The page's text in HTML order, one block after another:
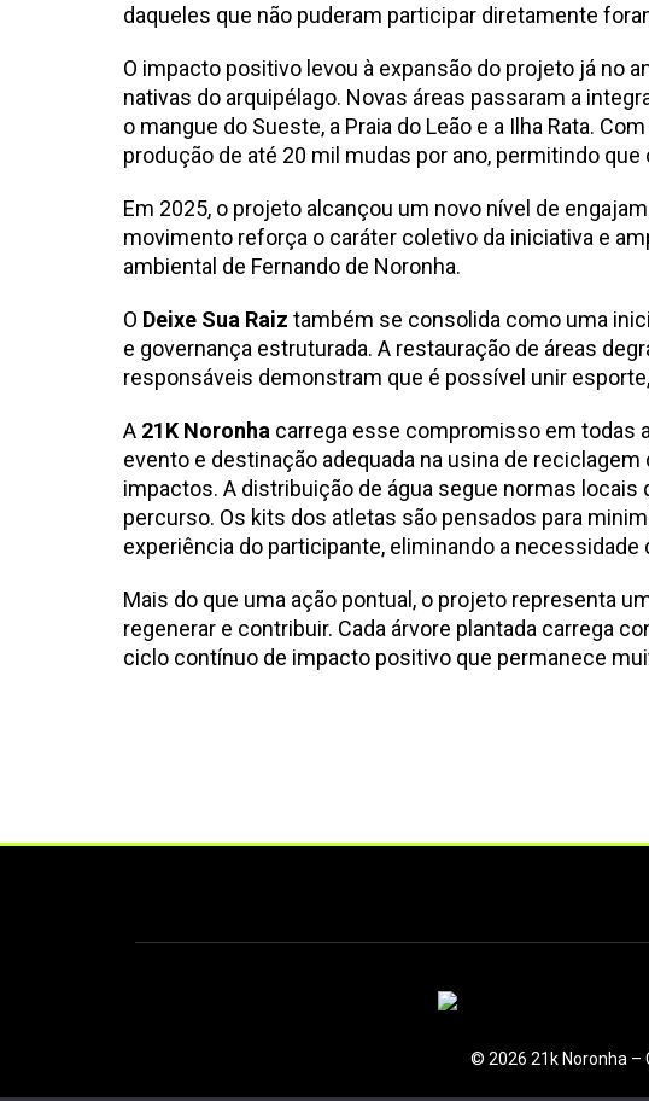
daqueles que não puderam participar diretamente
O impacto positivo levou à expansão do projeto já no
nativas do arquipélago. Novas áreas passaram a
o mangue do Sueste, a Praia do Leão e a Ilha Rata.
produção de até 20 mil mudas por ano, permitindo
Em 2025, o projeto alcançou um novo nível de
movimento reforça o caráter coletivo da iniciativa e
ambiental de Fernando de Noronha.
O Deixe Sua Raiz também se consolida como uma
e governança estruturada. A restauração de áreas
responsáveis demonstram que é possível unir
A 21K Noronha carrega esse compromisso em todas
evento e destinação adequada na usina de
impactos. A distribuição de água segue normas
percurso. Os kits dos atletas são pensados para
experiência do participante, eliminando a
Mais do que uma ação pontual, o projeto representa
regenerar e contribuir. Cada árvore plantada carrega
ciclo contínuo de impacto positivo que permanece
© 2026 21k Noronha –